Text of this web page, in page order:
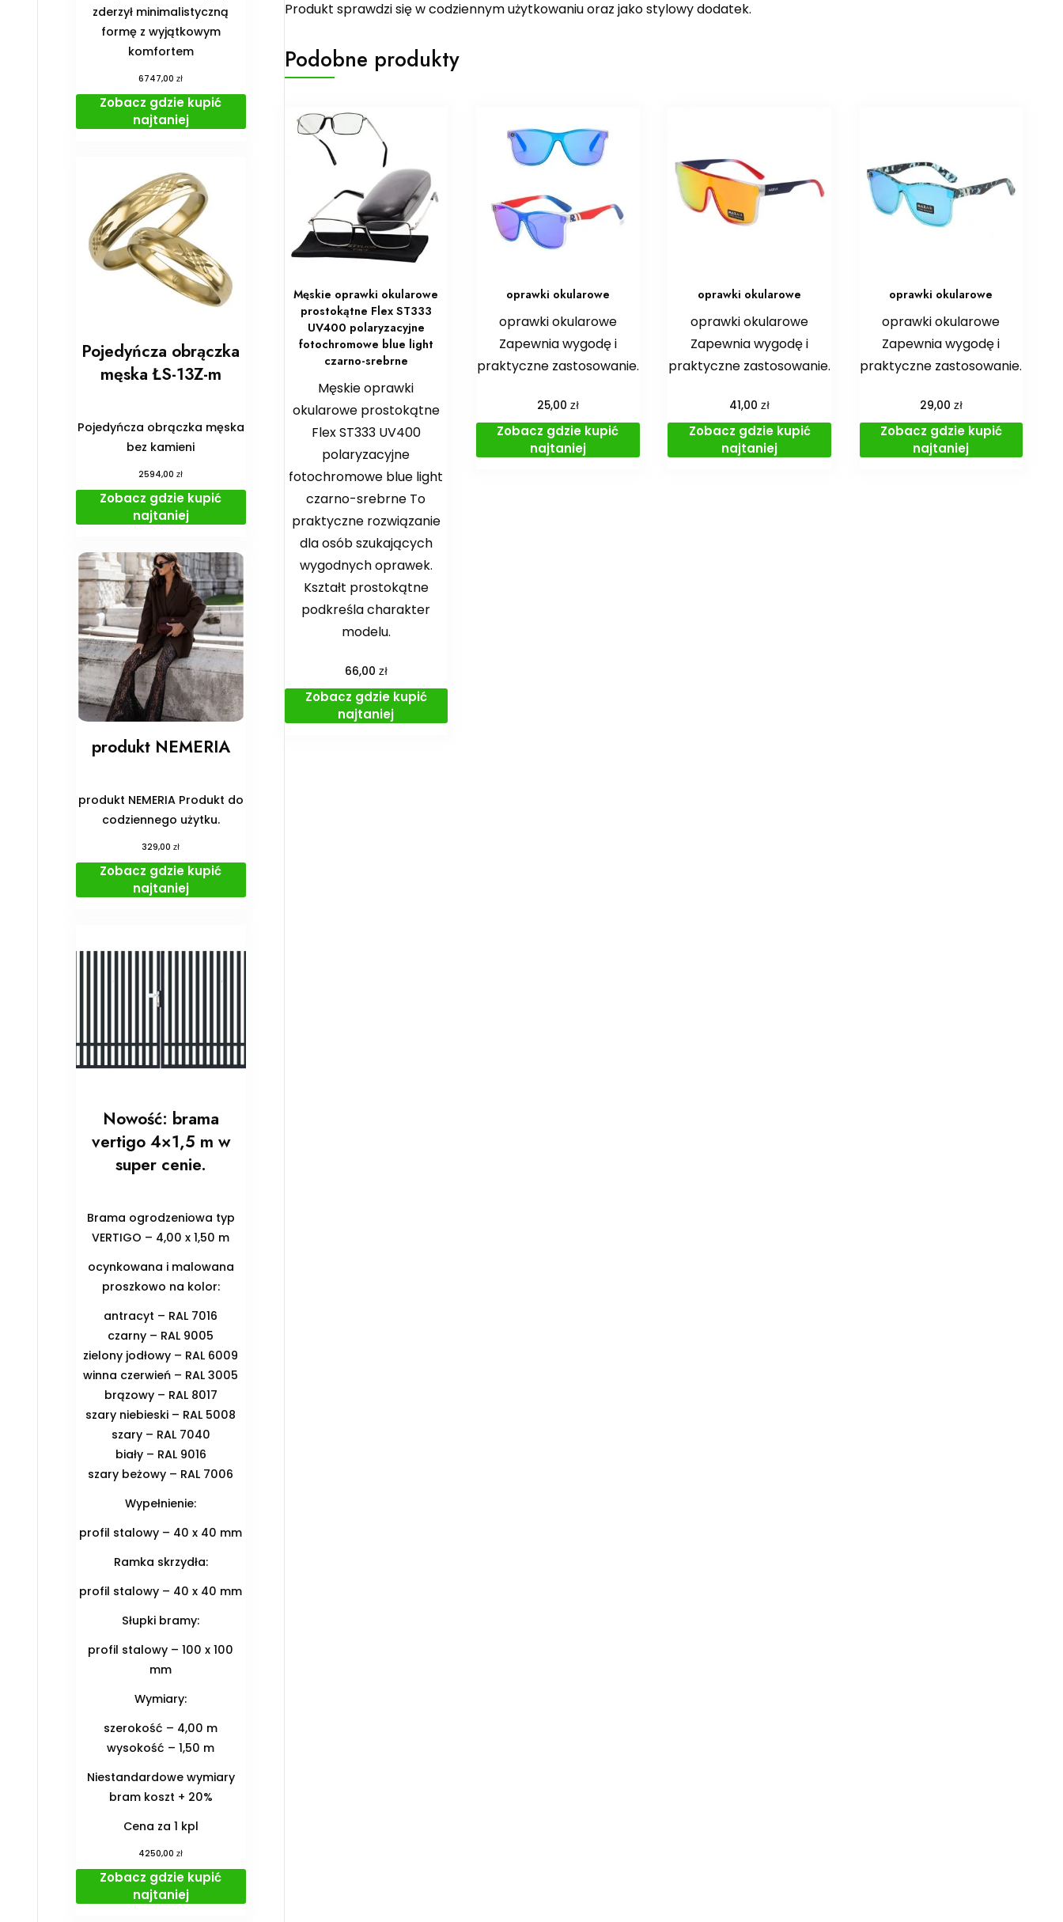
Produkt sprawdzi się w codziennym użytkowaniu oraz jako stylowy dodatek.
Podobne produkty
Męskie oprawki okularowe
prostokątne Flex ST333
UV400 polaryzacyjne
fotochromowe blue light
czarno-srebrne
Męskie oprawki
okularowe prostokątne
Flex ST333 UV400
polaryzacyjne
fotochromowe blue light
czarno-srebrne To
praktyczne rozwiązanie
dla osób szukających
wygodnych oprawek.
Kształt prostokątne
podkreśla charakter
modelu.
66,00 zł
Zobacz gdzie kupić
najtaniej
oprawki okularowe
oprawki okularowe
Zapewnia wygodę i
praktyczne zastosowanie.
25,00 zł
Zobacz gdzie kupić
najtaniej
oprawki okularowe
oprawki okularowe
Zapewnia wygodę i
praktyczne zastosowanie.
41,00zł
Zobacz gdzie kupić
najtaniej
oprawki okularowe
oprawki okularowe
Zapewnia wygodę i
praktyczne zastosowanie.
29,00 zł
Zobacz gdzie kupić
najtaniej
zderzył minimalistyczną
formę z wyjątkowym
komfortem
6747,00zł
Zobacz gdzie kupić
najtaniej
Pojedyńcza obrączka
męska ŁS-13Z-m
Pojedyńcza obrączka męska
bez kamieni
2594,00zł
Zobacz gdzie kupić
najtaniej
produkt NEMERIA
produkt NEMERIA Produkt do
codziennego użytku.
329,00zł
Zobacz gdzie kupić
najtaniej
Nowość: brama
vertigo 4×1,5 m w
super cenie.
Brama ogrodzeniowa typ
VERTIGO – 4,00 x 1,50 m
ocynkowana i malowana
proszkowo na kolor:
antracyt – RAL 7016
czarny – RAL 9005
zielony jodłowy – RAL 6009
winna czerwień – RAL 3005
brązowy – RAL 8017
szary niebieski – RAL 5008
szary – RAL 7040
biały – RAL 9016
szary beżowy – RAL 7006
Wypełnienie:
profil stalowy – 40 x 40 mm
Ramka skrzydła:
profil stalowy – 40 x 40 mm
Słupki bramy:
profil stalowy – 100 x 100
mm
Wymiary:
szerokość – 4,00 m
wysokość – 1,50 m
Niestandardowe wymiary
bram koszt + 20%
Cena za 1 kpl
4250,00zł
Zobacz gdzie kupić
najtaniej